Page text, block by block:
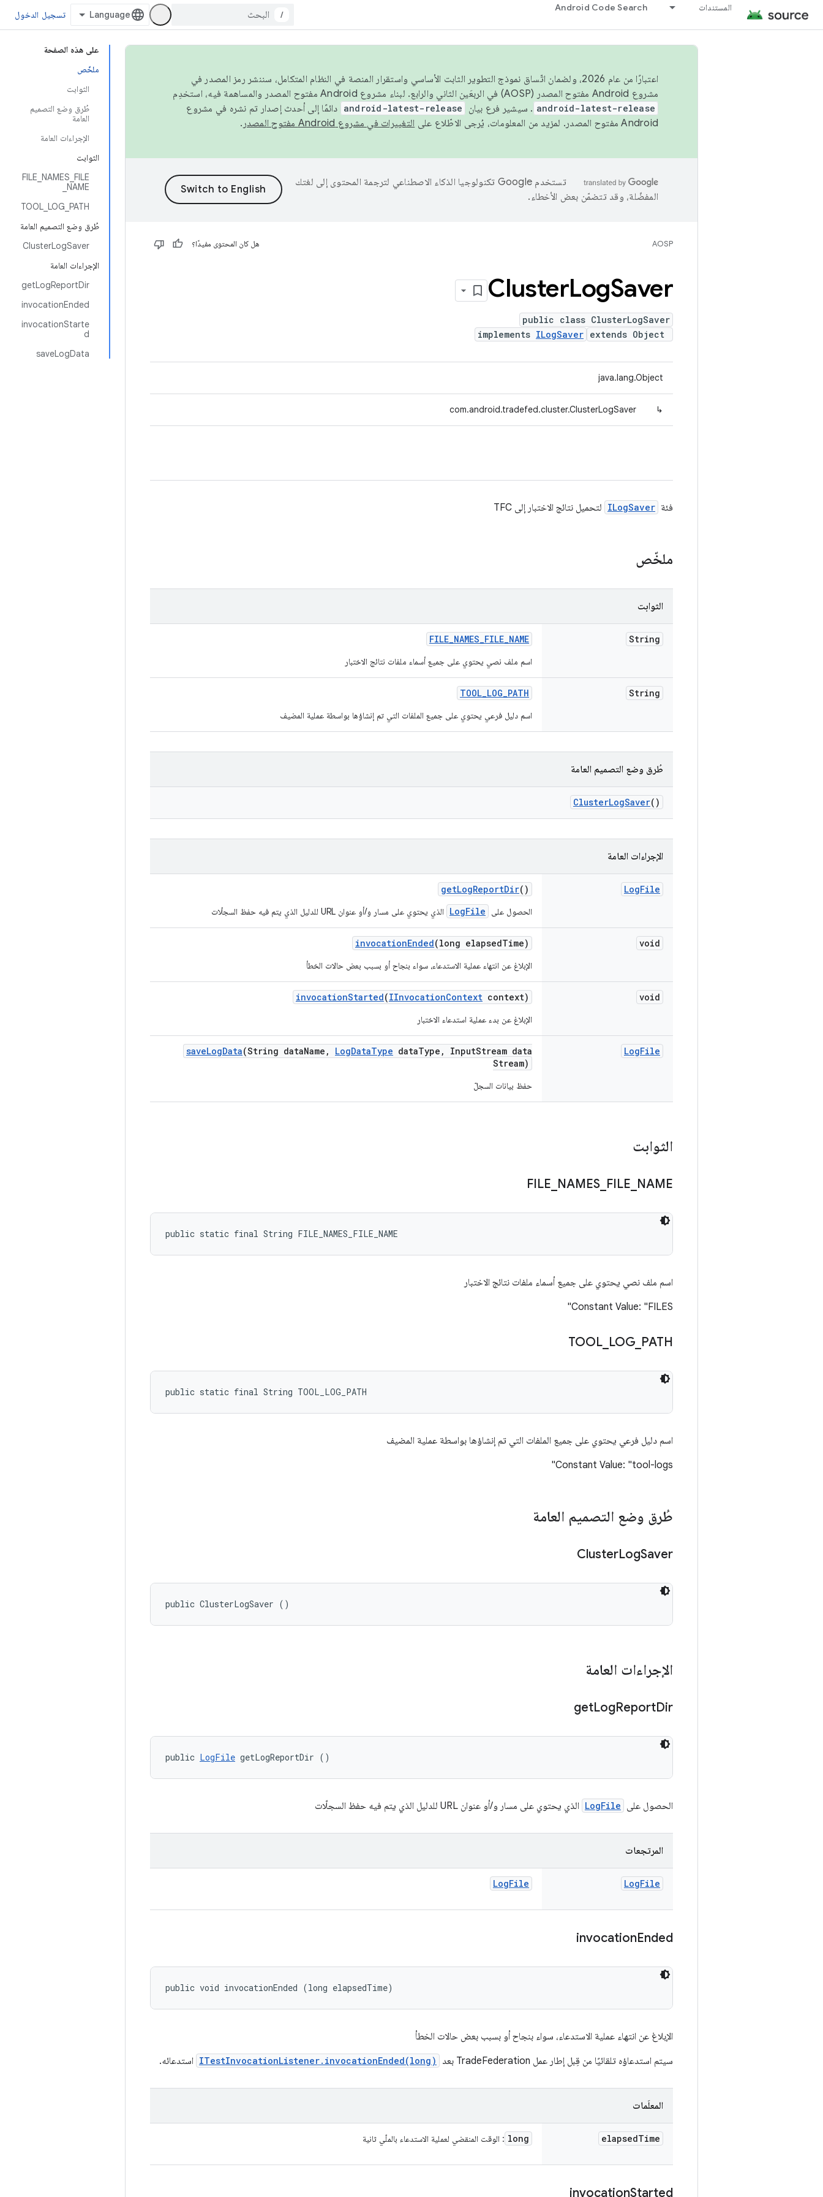
المستندات Android Code Search
/ تسجيل الدخول
على هذه الصفحة
ملخّص
الثوابت
طُرق وضع التصميم
العامة
الإجراءات العامة
الثوابت
FILE_NAMES_FILE
_NAME
TOOL_LOG_PATH
طُرق وضع التصميم العامة
ClusterLogSaver
الإجراءات العامة
getLogReportDir
invocationEnded
invocationStarte
d
saveLogData
اعتبارًا من عام 2026، ولضمان اتّساق نموذج التطوير الثابت الأساسي واستقرار المنصة في النظام المتكامل، سننشر رمز المصدر في
مشروع Android مفتوح المصدر (AOSP) في الربعَين الثاني والرابع. لبناء مشروع Android مفتوح المصدر والمساهمة فيه، استخدِم
android-latest-release . سيشير فرع بيان android-latest-release دائمًا إلى أحدث إصدار تم نشره في مشروع
Android مفتوح المصدر. لمزيد من المعلومات، يُرجى الاطّلاع على
التغييرات في مشروع Android مفتوح المصدر .
تستخدم Google تكنولوجيا الذكاء الاصطناعي لترجمة المحتوى إلى لغتك
المفضّلة، وقد تتضمّن بعض الأخطاء.
AOSP هل كان المحتوى مفيدًا؟
‫ClusterLogSaver
public class ClusterLogSaver
extends Object
implements ILogSaver
java.lang.Object
↳
com.android.tradefed.cluster.ClusterLogSaver
فئة ILogSaver لتحميل نتائج الاختبار إلى TFC
ملخّص
الثوابت
String
FILE_NAMES_FILE_NAME
اسم ملف نصي يحتوي على جميع أسماء ملفات نتائج الاختبار
String
TOOL_LOG_PATH
اسم دليل فرعي يحتوي على جميع الملفات التي تم إنشاؤها بواسطة عملية المضيف
طُرق وضع التصميم العامة
ClusterLogSaver()
الإجراءات العامة
LogFile
getLogReportDir()
الحصول على LogFile الذي يحتوي على مسار و/أو عنوان URL للدليل الذي يتم فيه حفظ السجلّات
void
invocationEnded(long elapsedTime)
الإبلاغ عن انتهاء عملية الاستدعاء، سواء بنجاح أو بسبب بعض حالات الخطأ
void
invocationStarted(IInvocationContext context)
الإبلاغ عن بدء عملية استدعاء الاختبار
LogFile
saveLogData(String dataName , LogDataType dataType , InputStream data
Stream)
حفظ بيانات السجلّ
الثوابت
FILE NAMES FILE NAME
public static final String FILE_NAMES_FILE_NAME
اسم ملف نصي يحتوي على جميع أسماء ملفات نتائج الاختبار
Constant Value: "FILES"
TOOL LOG PATH
public static final String TOOL_LOG_PATH
اسم دليل فرعي يحتوي على جميع الملفات التي تم إنشاؤها بواسطة عملية المضيف
Constant Value: "tool-logs"
طُرق وضع التصميم العامة
ClusterLogSaver
public ClusterLogSaver ()
الإجراءات العامة
getLogReportDir
public LogFile getLogReportDir ()
الحصول على LogFile الذي يحتوي على مسار و/أو عنوان URL للدليل الذي يتم فيه حفظ السجلّات
المرتجعات
LogFile
LogFile
invocationEnded
public void invocationEnded (long elapsedTime)
الإبلاغ عن انتهاء عملية الاستدعاء، سواء بنجاح أو بسبب بعض حالات الخطأ
سيتم استدعاؤه تلقائيًا من قِبل إطار عمل TradeFederation بعد
ITestInvocationListener.invocationEnded(long) استدعائه.
المعلَمات
elapsedTime
long : الوقت المنقضي لعملية الاستدعاء بالملّي ثانية
invocationStarted